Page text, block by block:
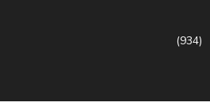
(934)